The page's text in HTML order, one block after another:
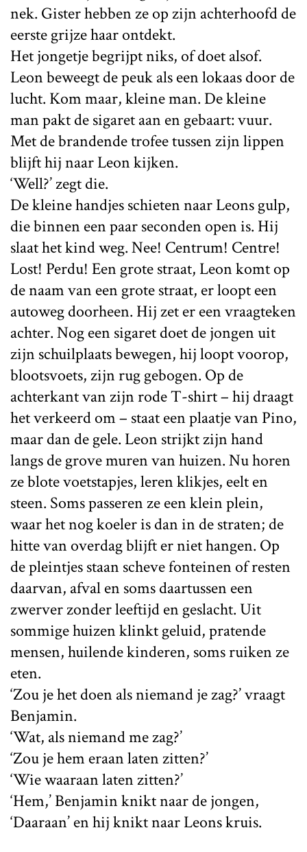
nek. Gister hebben ze op zijn achterhoofd de
eerste grijze haar ontdekt.
Het jongetje begrijpt niks, of doet alsof.
Leon beweegt de peuk als een lokaas door de
lucht. Kom maar, kleine man. De kleine
man pakt de sigaret aan en gebaart: vuur.
Met de brandende trofee tussen zijn lippen
blijft hij naar Leon kijken.
‘Well?’ zegt die.
De kleine handjes schieten naar Leons gulp,
die binnen een paar seconden open is. Hij
slaat het kind weg. Nee! Centrum! Centre!
Lost! Perdu! Een grote straat, Leon komt op
de naam van een grote straat, er loopt een
autoweg doorheen. Hij zet er een vraagteken
achter. Nog een sigaret doet de jongen uit
zijn schuilplaats bewegen, hij loopt voorop,
blootsvoets, zijn rug gebogen. Op de
achterkant van zijn rode T-shirt – hij draagt
het verkeerd om – staat een plaatje van Pino,
maar dan de gele. Leon strijkt zijn hand
langs de grove muren van huizen. Nu horen
ze blote voetstapjes, leren klikjes, eelt en
steen. Soms passeren ze een klein plein,
waar het nog koeler is dan in de straten; de
hitte van overdag blijft er niet hangen. Op
de pleintjes staan scheve fonteinen of resten
daarvan, afval en soms daartussen een
zwerver zonder leeftijd en geslacht. Uit
sommige huizen klinkt geluid, pratende
mensen, huilende kinderen, soms ruiken ze
eten.
‘Zou je het doen als niemand je zag?’ vraagt
Benjamin.
‘Wat, als niemand me zag?’
‘Zou je hem eraan laten zitten?’
‘Wie waaraan laten zitten?’
‘Hem,’ Benjamin knikt naar de jongen,
‘Daaraan’ en hij knikt naar Leons kruis.